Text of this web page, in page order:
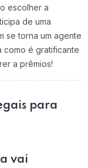
escolher a
de uma
se torna um agente
como é gratificante
a prêmios!
para
vai